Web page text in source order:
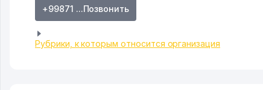
+99871 ...Позвонить
Рубрики, к которым относится организация